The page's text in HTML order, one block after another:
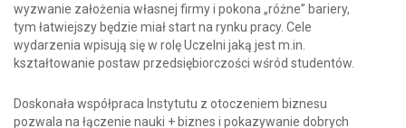
wyzwanie założenia własnej firmy i pokona „różne” bariery,
tym łatwiejszy będzie miał start na rynku pracy. Cele
wydarzenia wpisują się w rolę Uczelni jaką jest m.in.
kształtowanie postaw przedsiębiorczości wśród studentów.
Doskonała współpraca Instytutu z otoczeniem biznesu
pozwala na łączenie nauki + biznes i pokazywanie dobrych